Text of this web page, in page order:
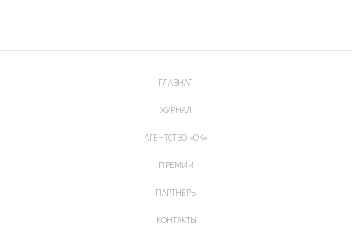
ГЛАВНАЯ
ЖУРНАЛ
АГЕНТСТВО «ОК»
ПРЕМИИ
ПАРТНЕРЫ
КОНТАКТЫ